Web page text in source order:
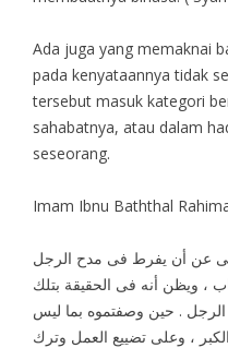
Ada juga yang memaknai
pada kenyataannya tidak
tersebut masuk kategori
sahabatnya, atau dalam
seseorang.
Imam Ibnu Baththal
عن أن يفرط فى مدح الرجل
، ويظن أنه فى الحقيقة بتلك
الرجل . حين وصفتموه بما ليس
، وعلى تضييع العمل وترك